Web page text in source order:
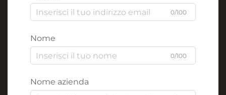
0/100
Nome
0/100
Nome azienda